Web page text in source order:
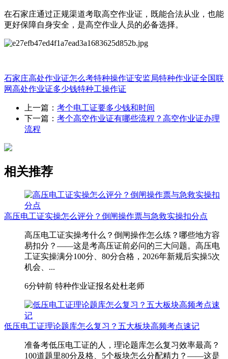
在石家庄通过正规渠道考取高空作业证，既能合法从业，也能
更好保障自身安全，是高空作业人员的必备选择。
石家庄高处作业证怎么考特种操作证安监局特种作业证全国联
网高处作业证多少钱特种工操作证
上一篇： 考个电工证要多少钱和时间
下一篇： 考个高空作业证有哪些流程？高空作业证办理
流程
相关推荐
高压电工证实操怎么评分？倒闸操作票与急救实操扣分点
高压电工证实操考什么？倒闸操作怎么练？哪些地方容
易扣分？——这是考高压证前必问的三大问题。高压电
工证实操满分100分、80分合格，2026年新规后实操5次
机会、...
6分钟前 特种作业证报名处杜老师
低压电工证理论题库怎么复习？五大板块高频考点速记
准备考低压电工证的人，理论题库怎么复习效率最高？
100道题里80分及格、5个板块怎么分配精力？——这是